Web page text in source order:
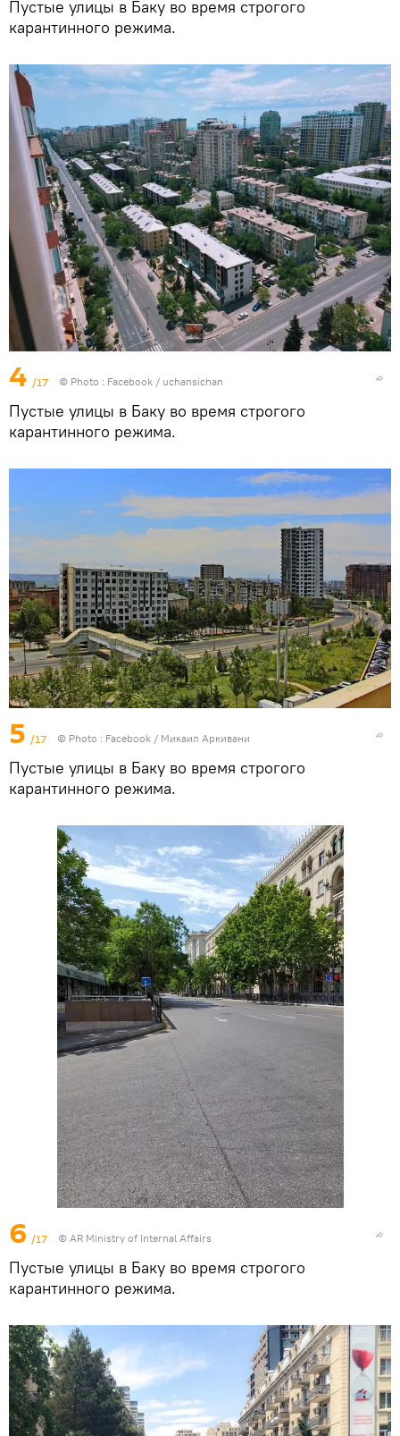
Пустые улицы в Баку во время строгого
карантинного режима.
4 /17 © Photo : Facebook / uchansichan
Пустые улицы в Баку во время строгого
карантинного режима.
5 /17 © Photo : Facebook / Микаил Аркивани
Пустые улицы в Баку во время строгого
карантинного режима.
6 /17 © AR Ministry of Internal Affairs
Пустые улицы в Баку во время строгого
карантинного режима.